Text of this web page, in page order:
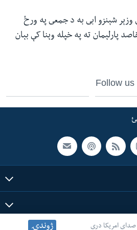
صدای امریکا دری ژوندۍ
شېنزو ابى به د جمعى په ورځ
پارلېمان ته په خپله وېنا کې بېان
Follow us